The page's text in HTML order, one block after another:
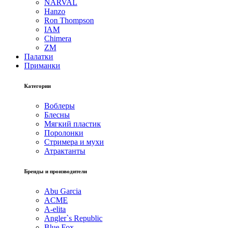
NARVAL
Hanzo
Ron Thompson
IAM
Chimera
ZM
Палатки
Приманки
Категории
Воблеры
Блесны
Мягкий пластик
Поролонки
Стримера и мухи
Атрактанты
Бренды и производители
Abu Garcia
ACME
A-elita
Angler`s Republic